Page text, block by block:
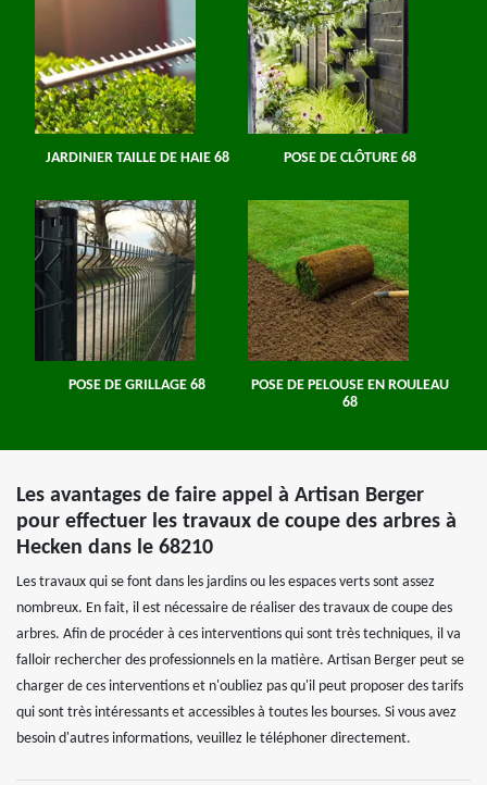
JARDINIER TAILLE DE HAIE 68 POSE DE CLÔTURE 68
POSE DE GRILLAGE 68
POSE DE PELOUSE EN ROULEAU
68
Les avantages de faire appel à Artisan Berger
pour effectuer les travaux de coupe des arbres à
Hecken dans le 68210
Les travaux qui se font dans les jardins ou les espaces verts sont assez
nombreux. En fait, il est nécessaire de réaliser des travaux de coupe des
arbres. Afin de procéder à ces interventions qui sont très techniques, il va
falloir rechercher des professionnels en la matière. Artisan Berger peut se
charger de ces interventions et n'oubliez pas qu'il peut proposer des tarifs
qui sont très intéressants et accessibles à toutes les bourses. Si vous avez
besoin d'autres informations, veuillez le téléphoner directement.